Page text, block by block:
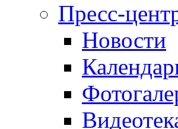
Пресс-
Новости